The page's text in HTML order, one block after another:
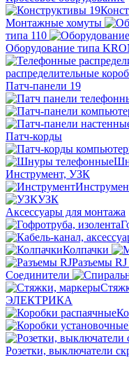
Монтажные хомуты
типа 110
Оборудование типа
распределительные
Патч-панели 19
Патч-корды
Инструмент, УЗК
УЗК
Аксессуары для монтажа
Колпачки
Разъемы RJ
Соединители
ЭЛЕКТРИКА
Розетки, выключатели